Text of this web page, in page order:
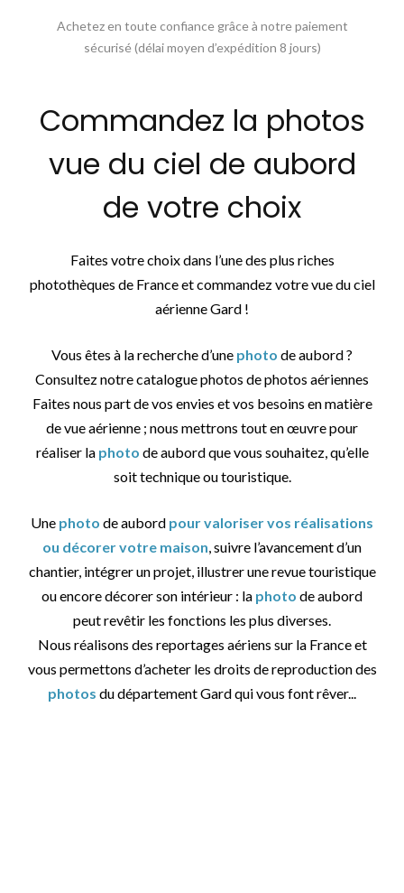
Achetez en toute confiance grâce à notre paiement
sécurisé (délai moyen d’expédition 8 jours)
Commandez la photos
vue du ciel de aubord
de votre choix
Faites votre choix dans l’une des plus riches
photothèques de France et commandez votre vue du ciel
aérienne Gard !
Vous êtes à la recherche d’une photo de aubord ?
Consultez notre catalogue photos de photos aériennes
Faites nous part de vos envies et vos besoins en matière
de vue aérienne ; nous mettrons tout en œuvre pour
réaliser la photo de aubord que vous souhaitez, qu’elle
soit technique ou touristique.
Une photo de aubord pour valoriser vos réalisations
ou décorer votre maison, suivre l’avancement d’un
chantier, intégrer un projet, illustrer une revue touristique
ou encore décorer son intérieur : la photo de aubord
peut revêtir les fonctions les plus diverses.
Nous réalisons des reportages aériens sur la France et
vous permettons d’acheter les droits de reproduction des
photos du département Gard qui vous font rêver...